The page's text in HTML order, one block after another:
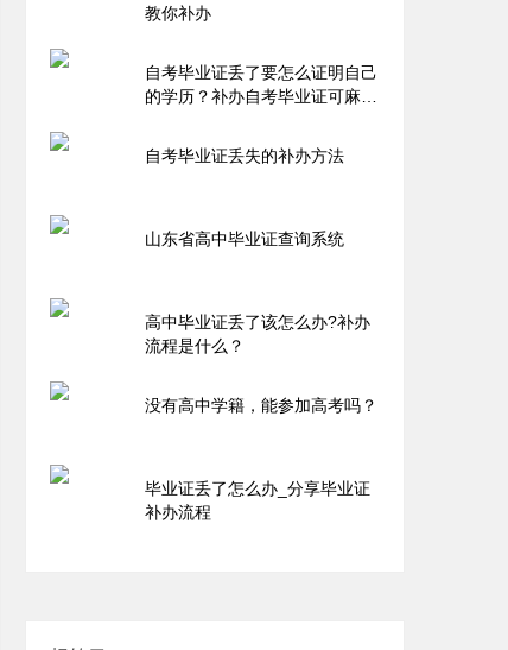
教你补办
自考毕业证丢了要怎么证明自己
的学历？补办自考毕业证可麻烦
自考毕业证丢失的补办方法
山东省高中毕业证查询系统
高中毕业证丢了该怎么办?补办
流程是什么？
没有高中学籍，能参加高考吗？
毕业证丢了怎么办_分享毕业证
补办流程